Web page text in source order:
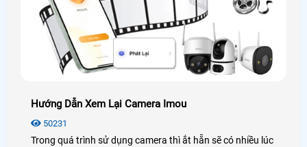
Hướng Dẫn Xem Lại Camera Imou
50231
Trong quá trình sử dụng camera thì ắt hẵn sẽ có nhiều lúc